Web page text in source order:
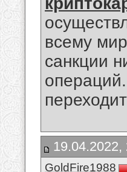
всему
санкции
19.04.2022,
GoldFire1988